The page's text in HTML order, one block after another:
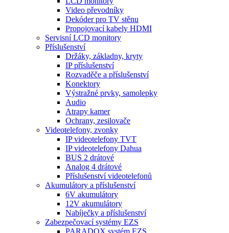
Video převodníky
Dekóder pro TV stěnu
Propojovací kabely HDMI
Servisní LCD monitory
Příslušenství
Držáky, základny, kryty
IP příslušenství
Rozvaděče a příslušenství
Konektory
Výstražné prvky, samolepky
Audio
Atrapy kamer
Ochrany, zesilovače
Videotelefony, zvonky
IP videotelefony TVT
IP videotelefony Dahua
BUS 2 drátové
Analog 4 drátové
Příslušenství videotelefonů
Akumulátory a příslušenství
6V akumulátory
12V akumulátory
Nabíječky a příslušenství
Zabezpečovací systémy EZS